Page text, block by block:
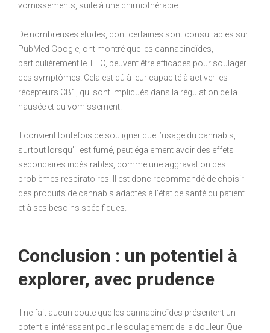
vomissements, suite à une chimiothérapie.
De nombreuses études, dont certaines sont consultables sur
PubMed Google, ont montré que les cannabinoïdes,
particulièrement le THC, peuvent être efficaces pour soulager
ces symptômes. Cela est dû à leur capacité à activer les
récepteurs CB1, qui sont impliqués dans la régulation de la
nausée et du vomissement.
Il convient toutefois de souligner que l’usage du cannabis,
surtout lorsqu’il est fumé, peut également avoir des effets
secondaires indésirables, comme une aggravation des
problèmes respiratoires. Il est donc recommandé de choisir
des produits de cannabis adaptés à l’état de santé du patient
et à ses besoins spécifiques.
Conclusion : un potentiel à
explorer, avec prudence
Il ne fait aucun doute que les cannabinoïdes présentent un
potentiel intéressant pour le soulagement de la douleur. Que